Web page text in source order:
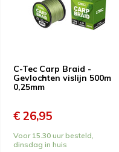
C-Tec Carp Braid -
Gevlochten vislijn 500m
0,25mm
€ 26,95
Voor 15.30 uur besteld,
dinsdag in huis